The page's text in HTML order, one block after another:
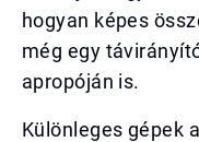
hogyan képes
még egy
apropóján is.
Különleges gépek